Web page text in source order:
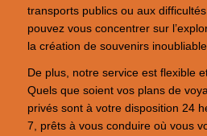
transports publics ou aux
pouvez vous concentrer sur
la création de souvenirs
De plus, notre service est flexible
Quels que soient vos plans de
privés sont à votre disposition 24
7, prêts à vous conduire où vous